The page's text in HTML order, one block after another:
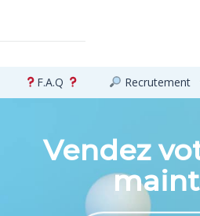
F.A.Q Recrutement
Vendez